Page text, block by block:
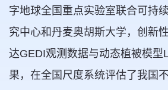
字地球全国重点实验室联合可持
究中心和丹麦奥胡斯大学，创新
达GEDI观测数据与动态植被模型
果，在全国尺度系统评估了我国